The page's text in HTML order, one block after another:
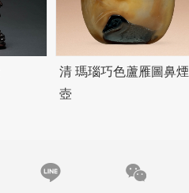
清 瑪瑙巧色蘆雁圖鼻煙
壺